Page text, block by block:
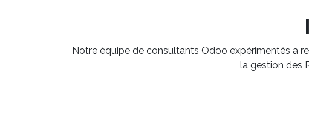
Notre équipe de consultants Odoo expérimentés a
la gestion des